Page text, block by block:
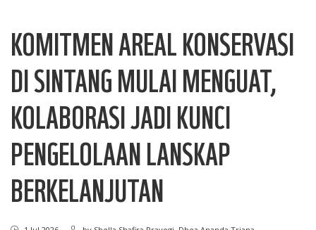
KOMITMEN AREAL KONSERVASI
DI SINTANG MULAI MENGUAT,
KOLABORASI JADI KUNCI
PENGELOLAAN LANSKAP
BERKELANJUTAN